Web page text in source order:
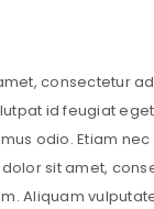
consectetur
id feugiat
odio. Etiam
sit amet,
Aliquam